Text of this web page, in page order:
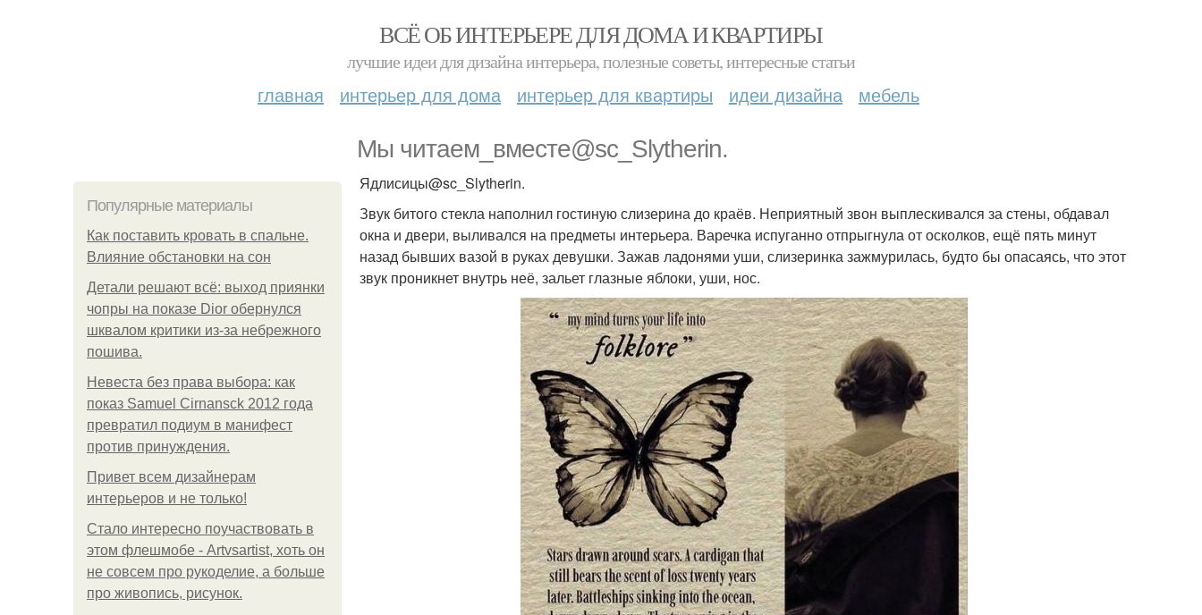
ВСЁ ОБ ИНТЕРЬЕРЕ ДЛЯ ДОМА И КВАРТИРЫ
лучшие идеи для дизайна интерьера, полезные советы, интересные статьи
главная интерьер для дома интерьер для квартиры идеи дизайна мебель
Мы читаем_вместе@sc_Slytherin.
Популярные материалы
Как поставить кровать в спальне.
Влияние обстановки на сон
Детали решают всё: выход приянки
чопры на показе Dior обернулся
шквалом критики из-за небрежного
пошива.
Невеста без права выбора: как
показ Samuel Cirnansck 2012 года
превратил подиум в манифест
против принуждения.
Привет всем дизайнерам
интерьеров и не только!
Стало интересно поучаствовать в
этом флешмобе - Artvsartist, хоть он
не совсем про рукоделие, а больше
про живопись, рисунок.
Ядлисицы@sc_Slytherin.
Звук битого стекла наполнил гостиную слизерина до краёв. Неприятный звон выплескивался за стены, обдавал
окна и двери, выливался на предметы интерьера. Варечка испуганно отпрыгнула от осколков, ещё пять минут
назад бывших вазой в руках девушки. Зажав ладонями уши, слизеринка зажмурилась, будто бы опасаясь, что этот
звук проникнет внутрь неё, зальет глазные яблоки, уши, нос.